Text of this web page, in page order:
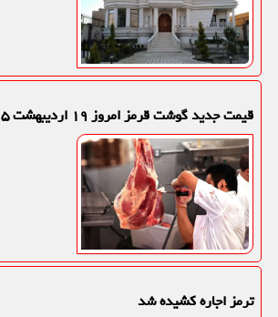
قیمت جدید گوشت قرمز امروز ۱۹ اردیبهشت ۱۴۰۵
ترمز اجاره کشیده شد